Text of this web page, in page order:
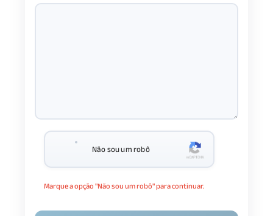
Não sou um robô
Marque a opção "Não sou um robô" para continuar.